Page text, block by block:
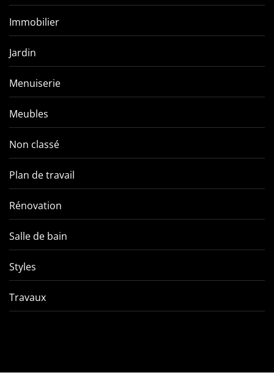
Immobilier
Jardin
Menuiserie
Meubles
Non classé
Plan de travail
Rénovation
Salle de bain
Styles
Travaux